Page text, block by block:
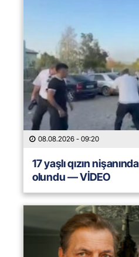
08.08.2026 - 09:20
17 yaşlı qızın
olundu — VİDEO